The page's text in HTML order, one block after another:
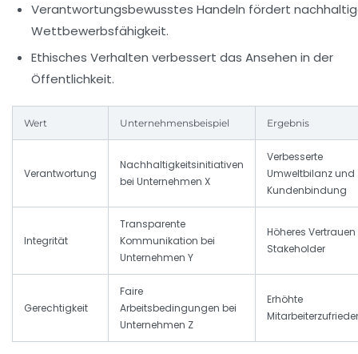
Verantwortungsbewusstes Handeln fördert
Wettbewerbsfähigkeit.
Ethisches Verhalten verbessert das Ansehen in der
Öffentlichkeit.
Wert Unternehmensbeispiel Ergebnis
Verantwortung
Nachhaltigkeitsinitiativen
bei Unternehmen X
Verbesserte
Umweltbilanz und
Kundenbindung
Integrität
Transparente
Kommunikation bei
Unternehmen Y
Höheres
Stakeholder
Gerechtigkeit
Faire
Arbeitsbedingungen bei
Unternehmen Z
Erhöhte